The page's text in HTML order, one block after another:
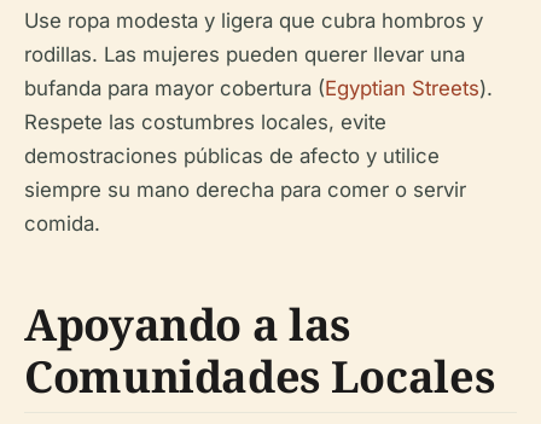
Use ropa modesta y ligera que cubra hombros y
rodillas. Las mujeres pueden querer llevar una
bufanda para mayor cobertura (Egyptian Streets).
Respete las costumbres locales, evite
demostraciones públicas de afecto y utilice
siempre su mano derecha para comer o servir
comida.
Apoyando a las
Comunidades Locales